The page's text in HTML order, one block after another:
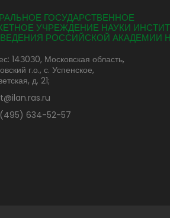
ГОСУДАРСТВЕННОЕ
УЧРЕЖДЕНИЕ НАУКИ
РОССИЙСКОЙ АКАДЕМИИ
14З0З0, Московская область,
г.о., с. Успенское,
д. 21;
634-52-57